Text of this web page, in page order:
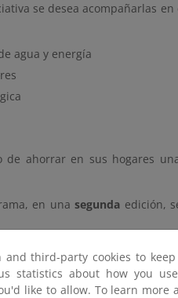
se desea acompañarlas en
agua y energía
ahorrar en sus hogares
en unasegunda edición,
y actividades prácticas
las dos anteriores
third-party cookies to
statistics about how you
like to allow. To learn more